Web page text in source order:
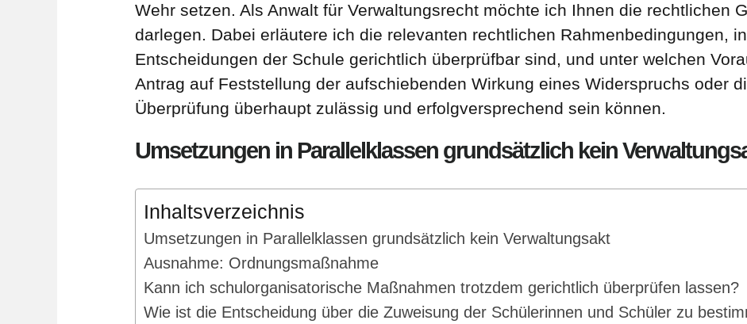
Wehr setzen. Als Anwalt für Verwaltungsrecht möchte ich Ihnen die rechtlichen
darlegen. Dabei erläutere ich die relevanten rechtlichen Rahmenbedingungen,
Entscheidungen der Schule gerichtlich überprüfbar sind, und unter welchen
Antrag auf Feststellung der aufschiebenden Wirkung eines Widerspruchs oder
Überprüfung überhaupt zulässig und erfolgversprechend sein können.
Umsetzungen in Parallelklassen grundsätzlich kein
Inhaltsverzeichnis
Umsetzungen in Parallelklassen grundsätzlich kein Verwaltungsakt
Ausnahme: Ordnungsmaßnahme
Kann ich schulorganisatorische Maßnahmen trotzdem gerichtlich überprüfen lassen?
Wie ist die Entscheidung über die Zuweisung der Schülerinnen und Schüler zu